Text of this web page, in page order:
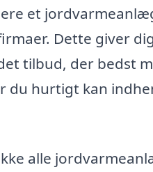
et
Dette giver
tilbud, der bedst
du hurtigt kan
alle